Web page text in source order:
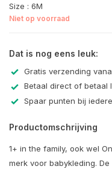
Size : 6M
Niet op voorraad
Dat is nog eens leuk:
Gratis verzending
Betaal direct of betaal
Spaar punten bij
Productomschrijving
1+ in the family, ook wel
merk voor babykleding.